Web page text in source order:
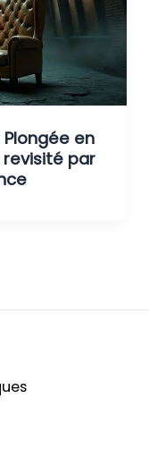
Plongée en
par